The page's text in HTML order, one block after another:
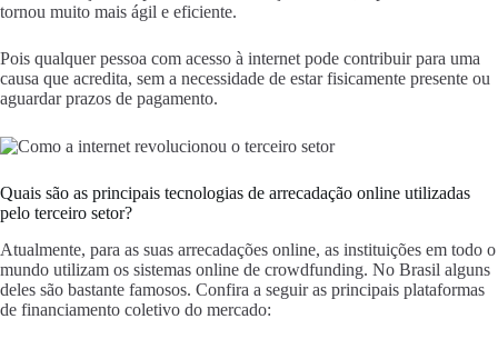
tornou muito mais ágil e eficiente.
Pois qualquer pessoa com acesso à internet pode contribuir para uma
causa que acredita, sem a necessidade de estar fisicamente presente ou
aguardar prazos de pagamento.
Quais são as principais tecnologias de arrecadação online utilizadas
pelo terceiro setor?
Atualmente, para as suas arrecadações online, as instituições em todo o
mundo utilizam os sistemas online de crowdfunding. No Brasil alguns
deles são bastante famosos. Confira a seguir as principais plataformas
de financiamento coletivo do mercado: